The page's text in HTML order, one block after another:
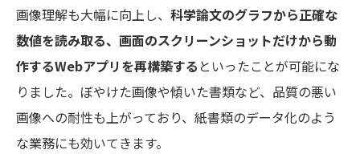
画像理解も大幅に向上し、 科学論文のグラフから正確な
数値を読み取る、画面のスクリーンショットだけから動
作するWebアプリを再構築する といったことが可能にな
りました。ぼやけた画像や傾いた書類など、品質の悪い
画像への耐性も上がっており、紙書類のデータ化のよう
な業務にも効いてきます。